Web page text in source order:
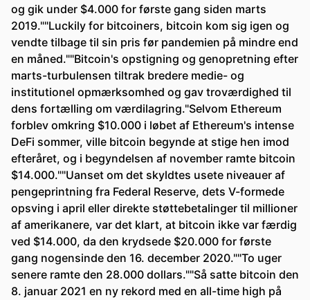
og gik under $4.000 for første gang siden marts
2019.""Luckily for bitcoiners, bitcoin kom sig igen og
vendte tilbage til sin pris før pandemien på mindre end
en måned.""Bitcoin's opstigning og genopretning efter
marts-turbulensen tiltrak bredere medie- og
institutionel opmærksomhed og gav troværdighed til
dens fortælling om værdilagring."Selvom Ethereum
forblev omkring $10.000 i løbet af Ethereum's intense
DeFi sommer, ville bitcoin begynde at stige hen imod
efteråret, og i begyndelsen af november ramte bitcoin
$14.000.""Uanset om det skyldtes usete niveauer af
pengeprintning fra Federal Reserve, dets V-formede
opsving i april eller direkte støttebetalinger til millioner
af amerikanere, var det klart, at bitcoin ikke var færdig
ved $14.000, da den krydsede $20.000 for første
gang nogensinde den 16. december 2020.""To uger
senere ramte den 28.000 dollars.""Så satte bitcoin den
8. januar 2021 en ny rekord med en all-time high på